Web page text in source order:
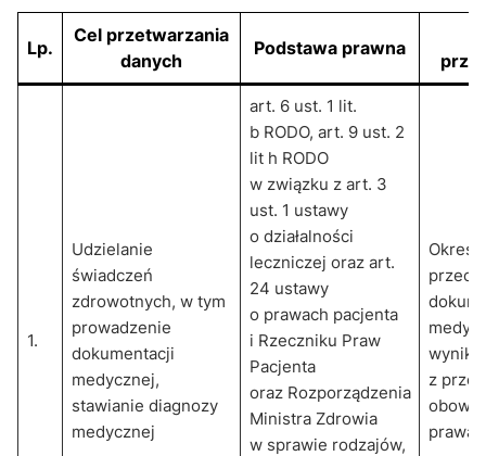
Lp.
Cel przetwarzania
danych
Podstawa prawna
1.
Udzielanie
świadczeń
zdrowotnych, w tym
prowadzenie
dokumentacji
medycznej,
stawianie diagnozy
medycznej
art. 6 ust. 1 lit.
b RODO, art. 9 ust. 2
lit h RODO
w związku z art. 3
ust. 1 ustawy
o działalności
leczniczej oraz art.
24 ustawy
o prawach pacjenta
i Rzeczniku Praw
Pacjenta
oraz Rozporządzenia
Ministra Zdrowia
w sprawie rodzajów,
Okres
z
prawa